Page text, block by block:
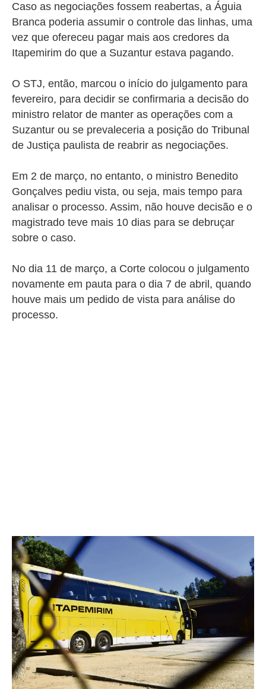
Caso as negociações fossem reabertas, a Águia
Branca poderia assumir o controle das linhas, uma
vez que ofereceu pagar mais aos credores da
Itapemirim do que a Suzantur estava pagando.
O STJ, então, marcou o início do julgamento para
fevereiro, para decidir se confirmaria a decisão do
ministro relator de manter as operações com a
Suzantur ou se prevaleceria a posição do Tribunal
de Justiça paulista de reabrir as negociações.
Em 2 de março, no entanto, o ministro Benedito
Gonçalves pediu vista, ou seja, mais tempo para
analisar o processo. Assim, não houve decisão e o
magistrado teve mais 10 dias para se debruçar
sobre o caso.
No dia 11 de março, a Corte colocou o julgamento
novamente em pauta para o dia 7 de abril, quando
houve mais um pedido de vista para análise do
processo.